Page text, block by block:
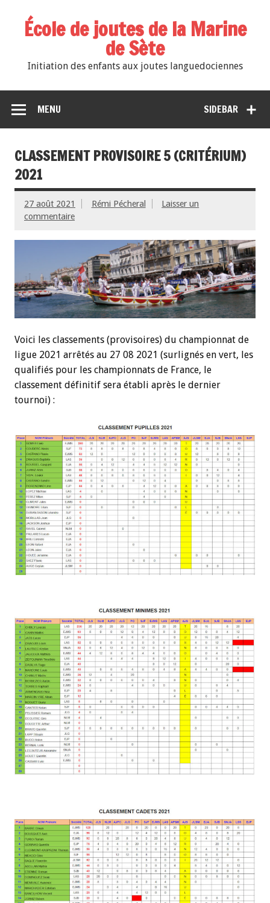
École de joutes de la Marine
de Sète
Initiation des enfants aux joutes languedociennes
SIDEBAR
MENU
CLASSEMENT PROVISOIRE 5 (CRITÉRIUM)
2021
27 août 2021 Rémi Pécheral
Laisser un
commentaire
Voici les classements (provisoires) du championnat de
ligue 2021 arrêtés au 27 08 2021 (surlignés en vert, les
qualifiés pour les championnats de France, le
classement définitif sera établi après le dernier
tournoi) :